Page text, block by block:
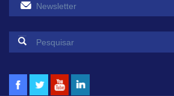
Formulário de